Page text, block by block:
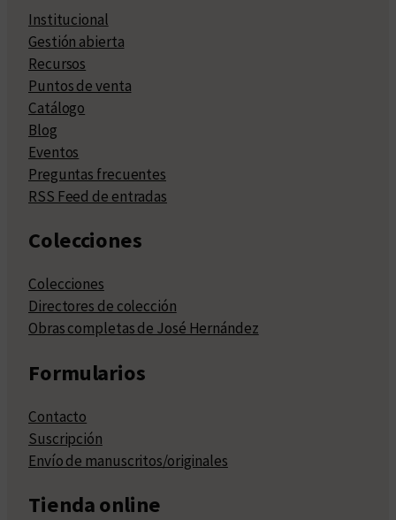
Institucional
Gestión abierta
Recursos
Puntos de venta
Catálogo
Blog
Eventos
Preguntas frecuentes
RSS Feed de entradas
Colecciones
Colecciones
Directores de colección
Obras completas de José Hernández
Formularios
Contacto
Suscripción
Envío de manuscritos/originales
Tienda online